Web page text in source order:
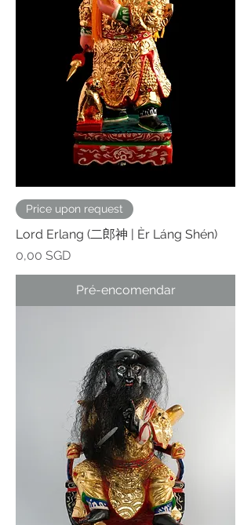
Price upon request
Lord Erlang (二郎神 | Èr Láng Shén)
Preço
0,00 SGD
Pré-encomendar